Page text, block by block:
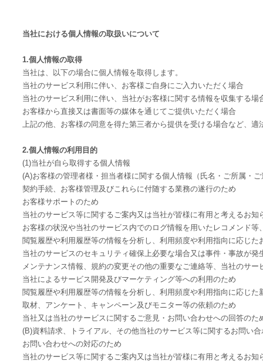
当社における個人情報の取扱いについて
1.個人情報の取得
当社は、以下の場合に個人情報を取得します。
当社のサービス利用に伴い、お客様ご自身にご入力いただく場合
当社のサービス利用に伴い、当社がお客様に関する情報を収集する場
お客様から直接又は書面等の媒体を通じてご提供いただく場合
上記の他、お客様の同意を得た第三者から提供を受ける場合など、適
2.個人情報の利用目的
(1)当社が自ら取得する個人情報
(A)お客様の管理者様・担当者様に関する個人情報（氏名・ご所属・
契約手続、お客様管理及びこれらに付随する業務の遂行のため
お客様サポートのため
当社のサービス等に関するご案内又は当社が皆様に有用と考えるお知
お客様の状況や当社のサービス内でのログ情報を用いたレコメンド
閲覧履歴や利用履歴等の情報を分析し、利用頻度や利用指向に応じ
当社のサービスのセキュリティ確保上必要な場合又は事件・事故が
メンテナンス情報、規約の変更その他の重要なご連絡等、当社のサ
当社によるサービス開発及びマーケティング等への利用のため
閲覧履歴や利用履歴等の情報を分析し、利用頻度や利用指向に応じた
取材、アンケート、キャンペーン及びモニター等の依頼のため
当社又は当社のサービスに関するご意見・お問い合わせへの回答のた
(B)資料請求、トライアル、その他当社のサービス等に関するお問い
お問い合わせへの対応のため
当社のサービス等に関するご案内又は当社が皆様に有用と考えるお知